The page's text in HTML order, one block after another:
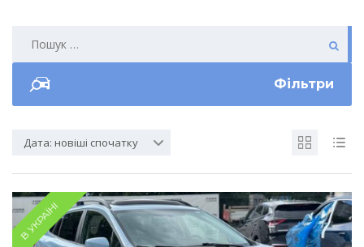
Фільтри
Дата: новіші спочатку
В УКРАЇНІ